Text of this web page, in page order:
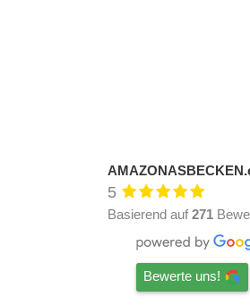
5
Basierend auf 271
Bewerte uns!